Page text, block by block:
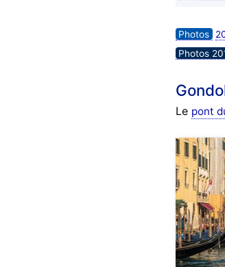
Photos
Photos
Le pont